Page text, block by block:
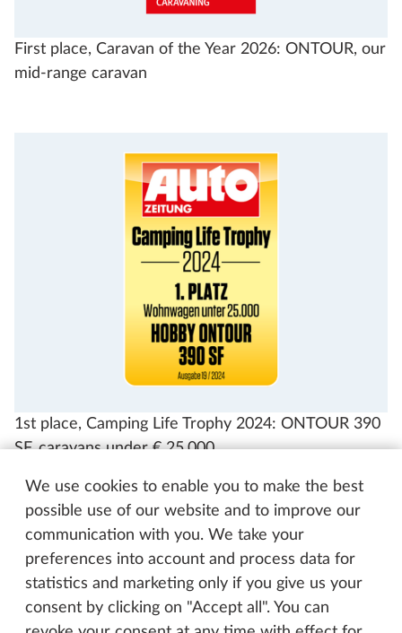
We use cookies to enable you to make the best
possible use of our website and to improve our
communication with you. We take your
preferences into account and process data for
statistics and marketing only if you give us your
consent by clicking on "Accept all". You can
First place, Caravan of the Year 2026: ONTOUR, our
mid-range caravan
1st place, Camping Life Trophy 2024: ONTOUR 390
SF, caravans under € 25.000